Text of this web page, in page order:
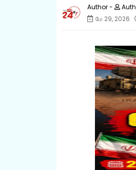
மே 29, 2026